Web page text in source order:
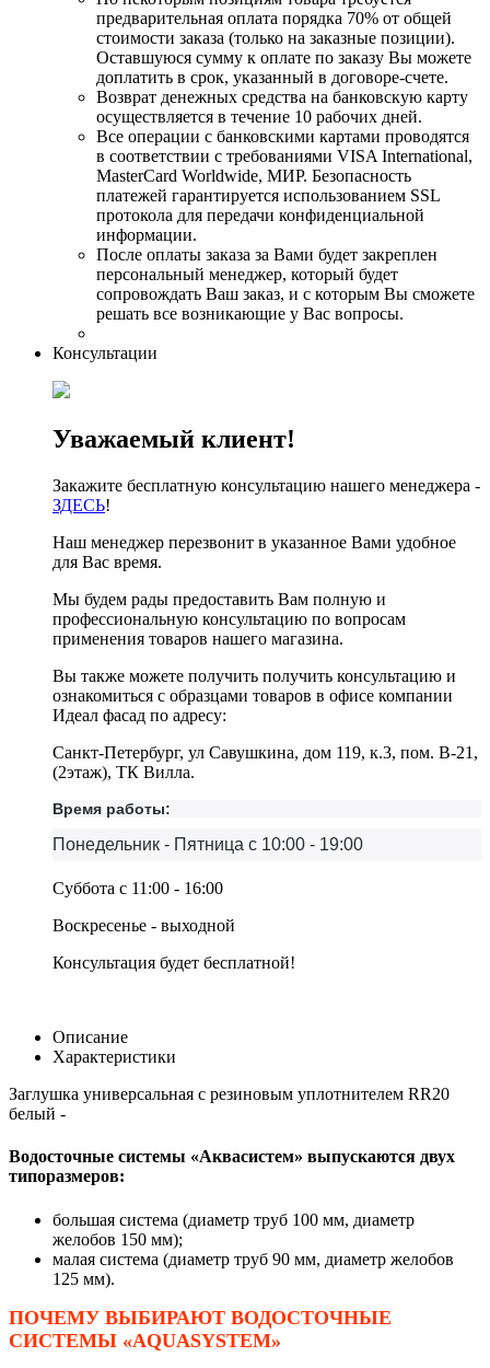
предварительная оплата порядка 70% от общей
стоимости заказа (только на заказные позиции).
Оставшуюся сумму к оплате по заказу Вы можете
доплатить в срок, указанный в договоре-счете.
Возврат денежных средства на банковскую карту
осуществляется в течение 10 рабочих дней.
Все операции с банковскими картами проводятся
в соответствии с требованиями VISA International,
MasterCard Worldwide, МИР. Безопасность
платежей гарантируется использованием SSL
протокола для передачи конфиденциальной
информации.
После оплаты заказа за Вами будет закреплен
персональный менеджер, который будет
сопровождать Ваш заказ, и с которым Вы сможете
решать все возникающие у Вас вопросы.
Консультации
Уважаемый клиент!
Закажите бесплатную консультацию нашего менеджера -
ЗДЕСЬ!
Наш менеджер перезвонит в указанное Вами удобное
для Вас время.
Мы будем рады предоставить Вам полную и
профессиональную консультацию по вопросам
применения товаров нашего магазина.
Вы также можете получить получить консультацию и
ознакомиться с образцами товаров в офисе компании
Идеал фасад по адресу:
Санкт-Петербург, ул Савушкина, дом 119, к.3, пом. В-21,
(2этаж), ТК Вилла.
Время работы:
Понедельник - Пятница с 10:00 - 19:00
Суббота с 11:00 - 16:00
Воскресенье - выходной
Консультация будет бесплатной!
Описание
Характеристики
Заглушка универсальная с резиновым уплотнителем RR20
белый -
Водосточные системы «Аквасистем» выпускаются двух
типоразмеров:
большая система (диаметр труб 100 мм, диаметр
желобов 150 мм);
малая система (диаметр труб 90 мм, диаметр желобов
125 мм).
ПОЧЕМУ ВЫБИРАЮТ ВОДОСТОЧНЫЕ
СИСТЕМЫ «AQUASYSTEM»